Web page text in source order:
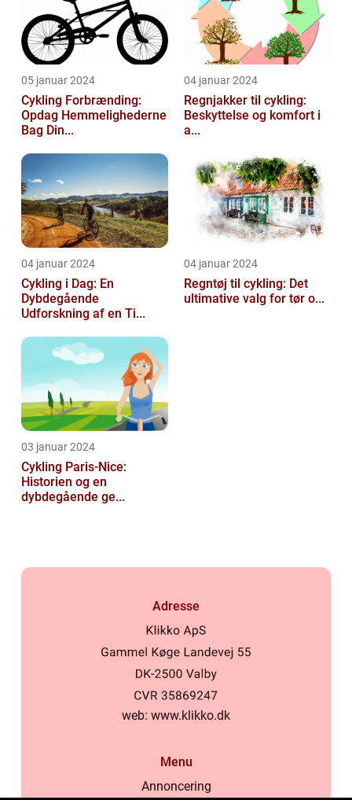
05 januar 2024
Cykling Forbrænding:
Opdag Hemmelighederne
Bag Din...
04 januar 2024
Regnjakker til cykling:
Beskyttelse og komfort i
a...
04 januar 2024
Cykling i Dag: En
Dybdegående
Udforskning af en Ti...
04 januar 2024
Regntøj til cykling: Det
ultimative valg for tør o...
03 januar 2024
Cykling Paris-Nice:
Historien og en
dybdegående ge...
Adresse
web: www.klikko.dk
Menu
Annoncering